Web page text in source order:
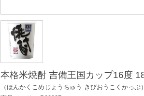
本格米焼酎 吉備王国カップ16度
（ほんかくこめじょうちゅう きびおうこくかっぷ）